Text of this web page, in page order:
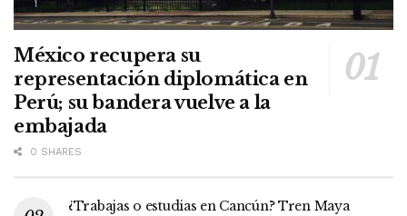
México recupera su
representación diplomática en
Perú; su bandera vuelve a la
embajada
0 SHARES
¿Trabajas o estudias en Cancún? Tren Maya